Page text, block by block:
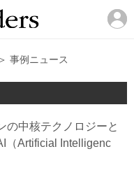
＞ 事例ニュース
の中核テクノロジーと
（Artificial Intelligenc